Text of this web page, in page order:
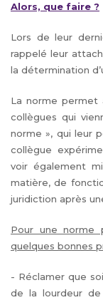
Alors, que faire ?
Lors de leur
rappelé leur
la détermination
La norme permet
collègues qui
norme », qui leur
collègue
voir également
matière, de
juridiction après
Pour une norme
quelques bonnes
- Réclamer que
de la lourdeur de